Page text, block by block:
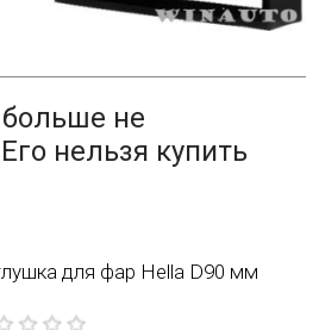
не
нельзя купить
для фар Hella D90 мм